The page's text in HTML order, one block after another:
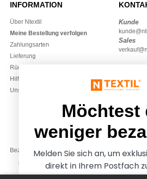
INFORMATION
Über Ntextil
Meine Bestellung verfolgen
Zahlungsarten
Lieferung
Rückerstattungen / Rückgaben
Hilfe & FAQs
Unsere Engagements
Kunde
Sales
Montag –
&
Freitag:
Bezahlung mit
Möchtest
weniger
Melden Sie sich an, um
direkt in Ihrem Postfach